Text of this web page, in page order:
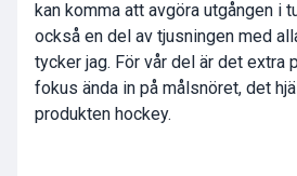
kan komma att avgöra utgången i
också en del av tjusningen med
tycker jag. För vår del är det extra
fokus ända in på målsnöret, det
produkten hockey.